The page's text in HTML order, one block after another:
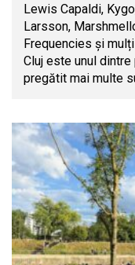
Lewis Capaldi,
Larsson,
Frequencies și
Cluj este unul
pregătit mai multe